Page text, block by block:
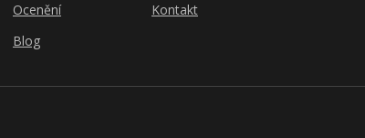
Ocenění
Blog
Kontakt